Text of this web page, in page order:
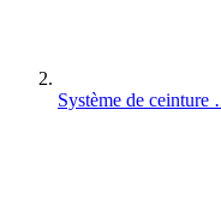
Système de ceinture